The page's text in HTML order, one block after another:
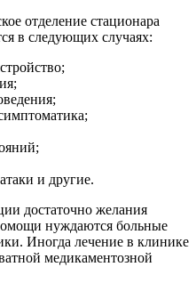
отделение стационара
в следующих случаях:
и другие.
достаточно желания
нуждаются больные
Иногда лечение в клинике
медикаментозной